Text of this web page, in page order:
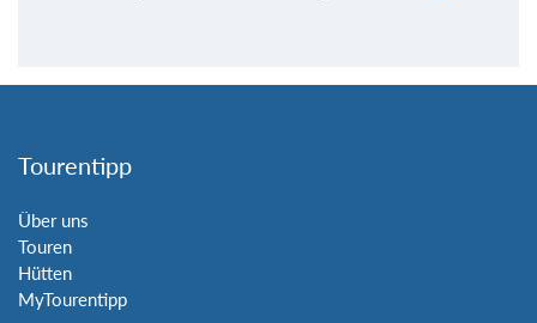
Tourentipp
Über uns
Touren
Hütten
MyTourentipp